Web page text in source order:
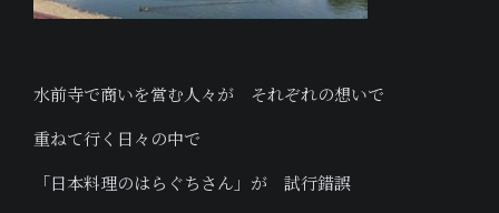
水前寺で商いを営む人々が それぞれの想いで
重ねて行く日々の中で
「日本料理のはらぐちさん」が 試行錯誤